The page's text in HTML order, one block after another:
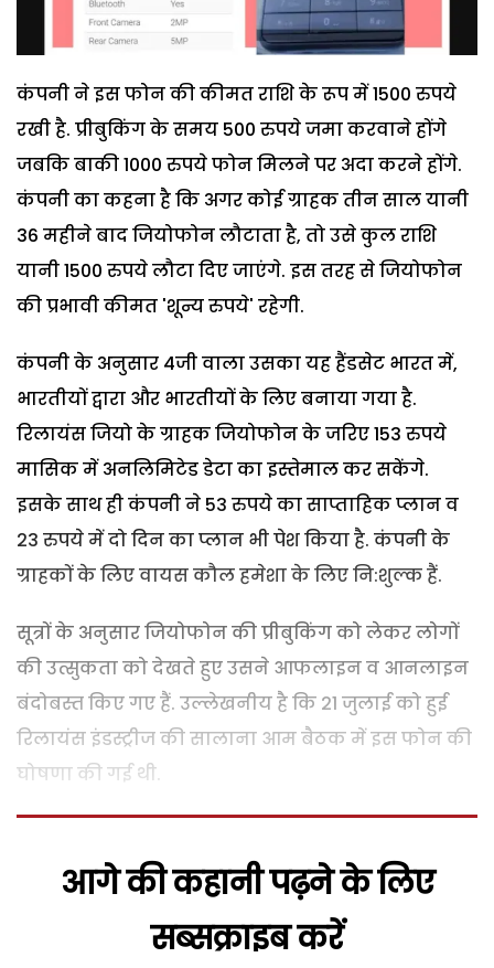
कंपनी ने इस फोन की कीमत राशि के रूप में 1500 रुपये
रखी है. प्रीबुकिंग के समय 500 रुपये जमा करवाने होंगे
जबकि बाकी 1000 रुपये फोन मिलने पर अदा करने होंगे.
कंपनी का कहना है कि अगर कोई ग्राहक तीन साल यानी
36 महीने बाद जियोफोन लौटाता है, तो उसे कुल राशि
यानी 1500 रुपये लौटा दिए जाएंगे. इस तरह से जियोफोन
की प्रभावी कीमत 'शून्य रुपये' रहेगी.
कंपनी के अनुसार ​4जी वाला उसका यह हैंडसेट भारत में,
भारतीयों द्वारा और भारतीयों के लिए बनाया गया है.
रिलायंस जियो के ग्राहक जियोफोन के जरिए 153 रुपये
मासिक में अनलिमिटेड डेटा का इस्तेमाल कर सकेंगे.
इसके साथ ही कंपनी ने 53 रुपये का साप्ताहिक प्लान व
23 रुपये में दो दिन का प्लान भी पेश किया है. कंपनी के
ग्राहकों के लिए वायस कौल हमेशा के लिए नि:शुल्क हैं.
सूत्रों के अनुसार जियोफोन की प्रीबुकिंग को लेकर लोगों
की उत्सुकता को देखते हुए उसने आफलाइन व आनलाइन
बंदोबस्त किए गए हैं. उल्लेखनीय है कि 21 जुलाई को हुई
रिलायंस इंडस्ट्रीज की सालाना आम बैठक में इस फोन की
घोषणा की गई थी.
आगे की कहानी पढ़ने के लिए
सब्सक्राइब करें